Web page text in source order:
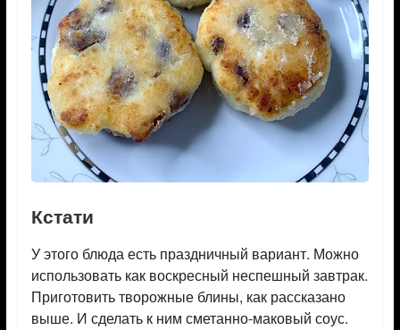
Кстати
У этого блюда есть праздничный вариант. Можно
использовать как воскресный неспешный завтрак.
Приготовить творожные блины, как рассказано
выше. И сделать к ним сметанно-маковый соус.